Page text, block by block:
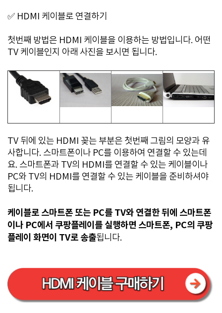
✅ HDMI 케이블로 연결하기
첫번째 방법은 HDMI 케이블을 이용하는 방법입니다. 어떤
TV 케이블인지 아래 사진을 보시면 됩니다.
TV 뒤에 있는 HDMI 꽂는 부분은 첫번째 그림의 모양과 유
사합니다. 스마트폰이나 PC를 이용하여 연결할 수 있는데
요. 스마트폰과 TV의 HDMI를 연결할 수 있는 케이블이나
PC와 TV의 HDMI를 연결할 수 있는 케이블을 준비하셔야
됩니다.
케이블로 스마트폰 또는 PC를 TV와 연결한 뒤에 스마트폰
이나 PC에서 쿠팡플레이를 실행하면 스마트폰, PC의 쿠팡
플레이 화면이 TV로 송출됩니다.